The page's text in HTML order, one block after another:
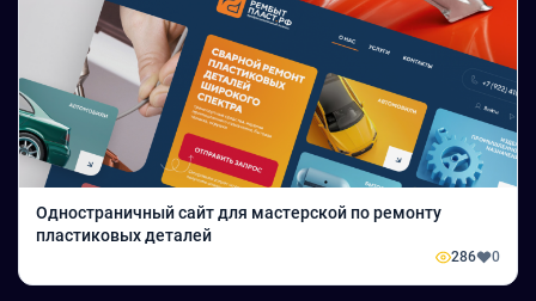
Одностраничный сайт для мастерской по ремонту
пластиковых деталей
286 0